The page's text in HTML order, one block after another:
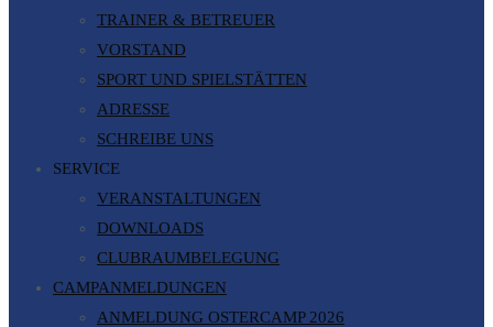
TRAINER & BETREUER
VORSTAND
SPORT UND SPIELSTÄTTEN
ADRESSE
SCHREIBE UNS
SERVICE
VERANSTALTUNGEN
DOWNLOADS
CLUBRAUMBELEGUNG
CAMPANMELDUNGEN
ANMELDUNG OSTERCAMP 2026